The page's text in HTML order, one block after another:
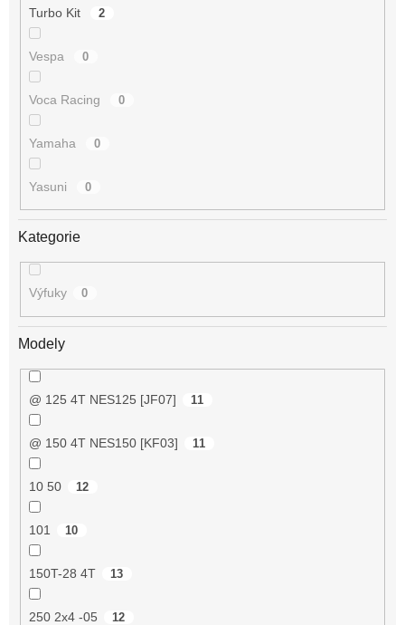
Turbo Kit 2
Vespa 0
Voca Racing 0
Yamaha 0
Yasuni 0
Kategorie
Výfuky 0
Modely
@ 125 4T NES125 [JF07] 11
@ 150 4T NES150 [KF03] 11
10 50 12
101 10
150T-28 4T 13
250 2x4 -05 12